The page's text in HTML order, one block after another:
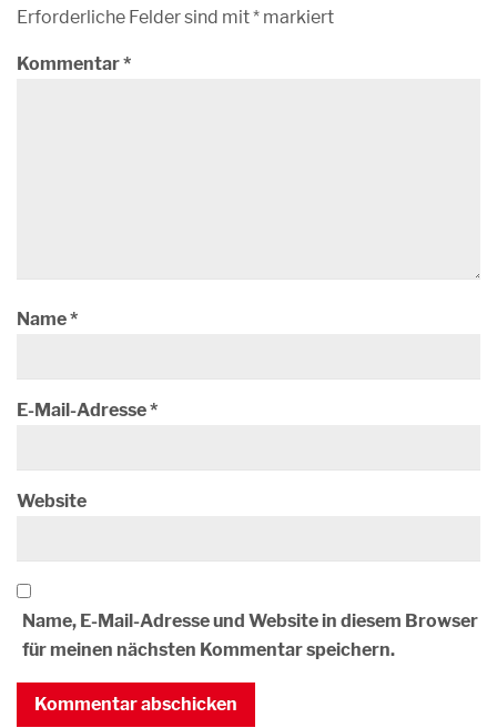
Erforderliche Felder sind mit* markiert
Kommentar*
Name*
E-Mail-Adresse*
Website
Name, E-Mail-Adresse und Website in diesem Browser
für meinen nächsten Kommentar speichern.